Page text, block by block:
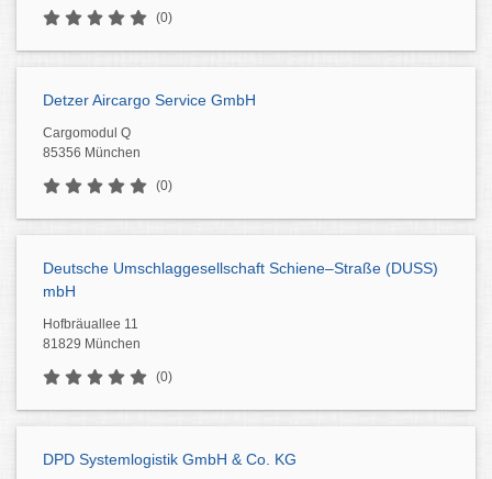
(0)
Detzer Aircargo Service GmbH
Cargomodul Q
85356 München
(0)
Deutsche Umschlaggesellschaft Schiene–Straße (DUSS)
mbH
Hofbräuallee 11
81829 München
(0)
DPD Systemlogistik GmbH & Co. KG